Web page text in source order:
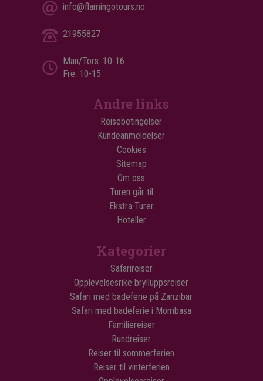
info@flamingotours.no
21955827
Man/Tors: 10-16
Fre: 10-15
Andre links
Reisebetingelser
Kundeanmeldelser
Cookies
Sitemap
Om oss
Turen går til
Ekstra Turer
Hoteller
Kategorier
Safarireiser
Opplevelsesrike brylluppsreiser
Safari med badeferie på Zanzibar
Safari med badeferie i Mombasa
Familiereiser
Rundreiser
Reiser til sommerferien
Reiser til vinterferien